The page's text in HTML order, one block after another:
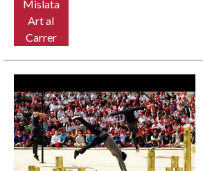
Mislata
Art al
Carrer